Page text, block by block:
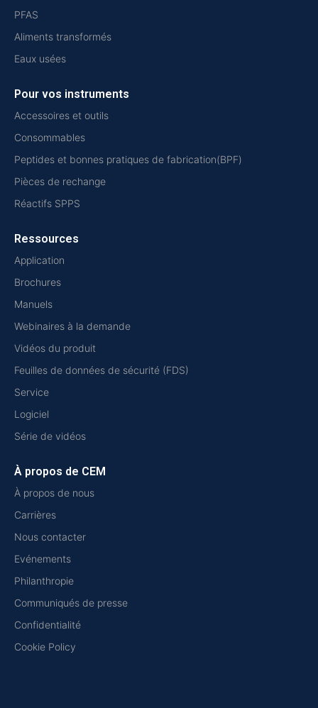
PFAS
Aliments transformés
Eaux usées
Pour vos instruments
Accessoires et outils
Consommables
Peptides et bonnes pratiques de fabrication(BPF)
Pièces de rechange
Réactifs SPPS
Ressources
Application
Brochures
Manuels
Webinaires à la demande
Vidéos du produit
Feuilles de données de sécurité (FDS)
Service
Logiciel
Série de vidéos
À propos de CEM
À propos de nous
Carrières
Nous contacter
Evénements
Philanthropie
Communiqués de presse
Confidentialité
Cookie Policy